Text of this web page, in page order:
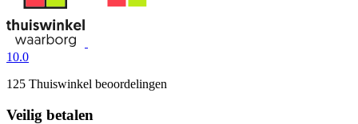
10.0
125 Thuiswinkel beoordelingen
Veilig betalen